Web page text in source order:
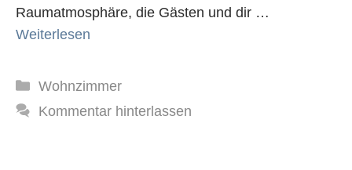
Raumatmosphäre, die Gästen und dir …
Weiterlesen
Kategorien
Wohnzimmer
Kommentar hinterlassen